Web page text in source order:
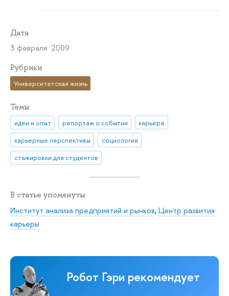
Дата
3 февраля 2009
Рубрики
Университетская жизнь
Темы
идеи и опыт репортаж о событии
карьера
карьерные перспективы
социология
стажировки для студентов
В статье упомянуты
Институт анализа предприятий и рынков,Центр развития
карьеры
Робот Гэри рекомендует